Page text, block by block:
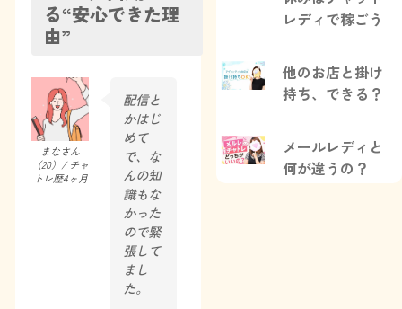
る“安心できた理
由”
まなさん
（20）/ チャ
トレ歴4ヶ月
配信と
かはじ
めて
で、な
んの知
識もな
かった
ので緊
張して
まし
た。
レディで稼ごう
他のお店と掛け
持ち、できる？
メールレディと
何が違うの？